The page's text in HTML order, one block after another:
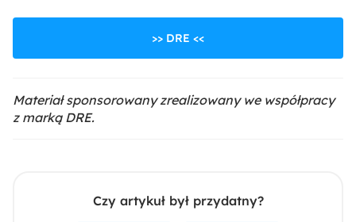
>> DRE <<
Materiał sponsorowany zrealizowany we współpracy
z marką DRE.
Czy artykuł był przydatny?